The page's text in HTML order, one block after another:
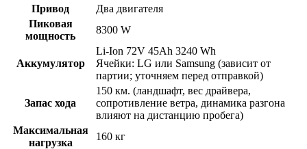
Привод
Два двигателя
Пиковая
мощность
8300 W
Аккумулятор
Li-Ion 72V 45Ah 3240 Wh
Ячейки: LG или Samsung (зависит от
партии; уточняем перед отправкой)
Запас хода
150 км. (ландшафт, вес драйвера,
сопротивление ветра, динамика разгона
влияют на дистанцию пробега)
Максимальная
нагрузка
160 кг